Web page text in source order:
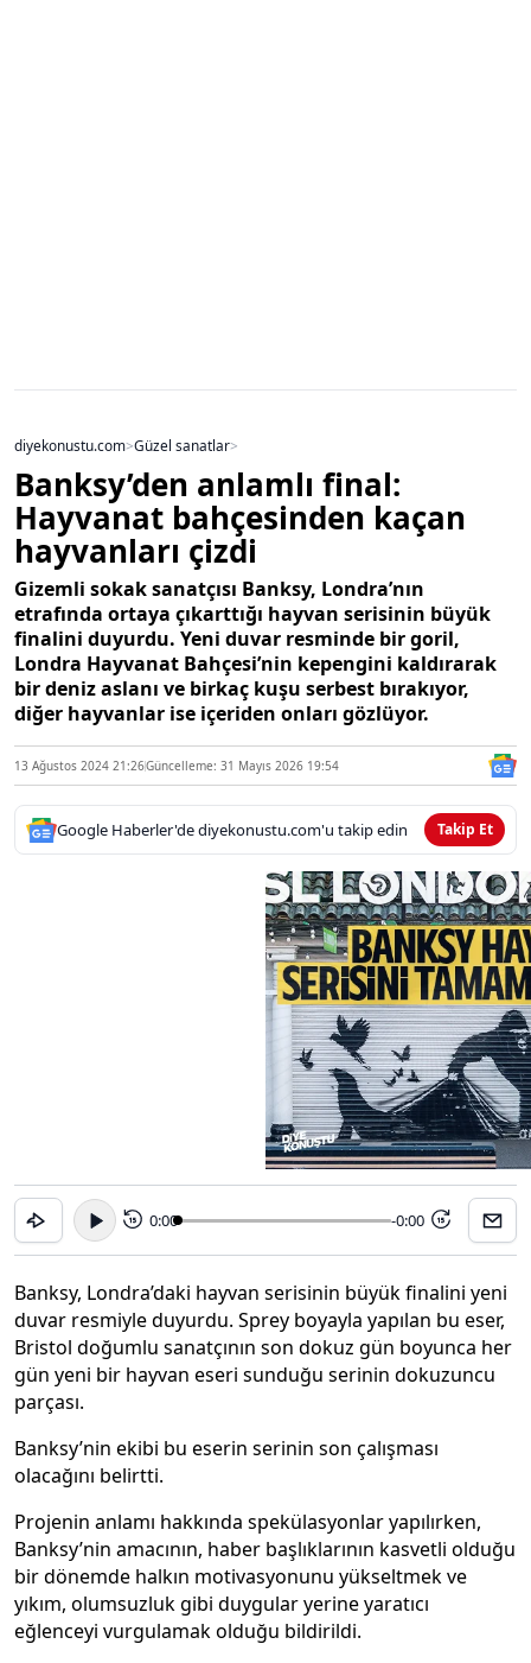
diyekonustu.com>Güzel sanatlar>
Banksy’den anlamlı final:
Hayvanat bahçesinden kaçan
hayvanları çizdi
Gizemli sokak sanatçısı Banksy, Londra’nın
etrafında ortaya çıkarttığı hayvan serisinin büyük
finalini duyurdu. Yeni duvar resminde bir goril,
Londra Hayvanat Bahçesi’nin kepengini kaldırarak
bir deniz aslanı ve birkaç kuşu serbest bırakıyor,
diğer hayvanlar ise içeriden onları gözlüyor.
13 Ağustos 2024 21:26Güncelleme: 31 Mayıs 2026 19:54
Google Haberler'de diyekonustu.com'u takip edin Takip Et
15 0:00 -0:00 15
Banksy, Londra’daki hayvan serisinin büyük finalini yeni
duvar resmiyle duyurdu. Sprey boyayla yapılan bu eser,
Bristol doğumlu sanatçının son dokuz gün boyunca her
gün yeni bir hayvan eseri sunduğu serinin dokuzuncu
parçası.
Banksy’nin ekibi bu eserin serinin son çalışması
olacağını belirtti.
Projenin anlamı hakkında spekülasyonlar yapılırken,
Banksy’nin amacının, haber başlıklarının kasvetli olduğu
bir dönemde halkın motivasyonunu yükseltmek ve
yıkım, olumsuzluk gibi duygular yerine yaratıcı
eğlenceyi vurgulamak olduğu bildirildi.